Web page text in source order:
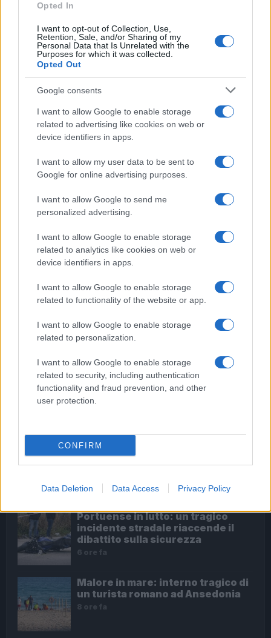
Opted In
I want to opt-out of Collection, Use,
Retention, Sale, and/or Sharing of my
Personal Data that Is Unrelated with the
Purposes for which it was collected.
Opted Out
Google consents
I want to allow Google to enable storage
related to advertising like cookies on web or
device identifiers in apps.
I want to allow my user data to be sent to
Google for online advertising purposes.
I want to allow Google to send me
personalized advertising.
I want to allow Google to enable storage
related to analytics like cookies on web or
device identifiers in apps.
I want to allow Google to enable storage
related to functionality of the website or app.
I want to allow Google to enable storage
related to personalization.
I want to allow Google to enable storage
related to security, including authentication
functionality and fraud prevention, and other
user protection.
CONFIRM
Data Deletion Data Access Privacy Policy
UFFICIALE: il Lazio torna in zona rossa. Approvato il
nuovo decreto legge anti-Covid
L’annuncio del ministro Speranza: ​”R0 è sceso sotto
LE PREVISIONI
previsione odierna.
Bar di Latina chiuso: rischio crollo
5 ore fa
Portuense in lutto: un tragico
incidente stradale riaccende il
dibattito sulla sicurezza
6 ore fa
Malore in mare: interno tragico di
un turista romano ad Ansedonia
8 ore fa